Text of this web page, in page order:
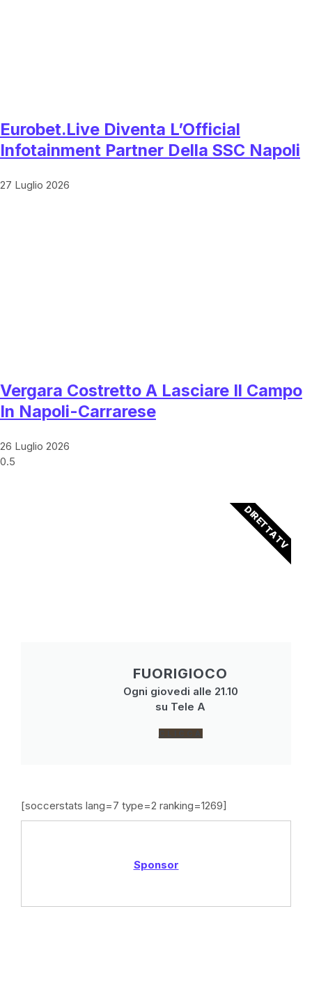
Eurobet.live Diventa L’Official
Infotainment Partner Della SSC Napoli
27 Luglio 2026
Vergara Costretto A Lasciare Il Campo
In Napoli-Carrarese
26 Luglio 2026
FUORIGIOCO
Ogni giovedi alle 21.10
su Tele A
CLICCA
DIRETTA TV
[soccerstats lang=7 type=2 ranking=1269]
Sponsor